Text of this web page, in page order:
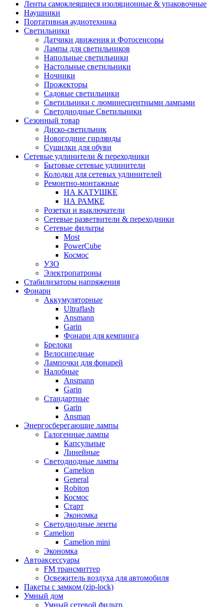
Ленты самоклеящиеся изоляционные & упаковочные
Наушники
Портативная аудиотехника
Светильники
Датчики движения и Фотосенсоры
Лампы для светильников
Напольные светильники
Настольные светильники
Ночники
Прожекторы
Садовые светильники
Светильники с люминесцентными лампами
Светодиодные Светильники
Сезонный товар
Диско-светильник
Новогодние гирлянды
Сушилки для обуви
Сетевые удлинители & переходники
Бытовые сетевые удлинители
Колодки для сетевых удлинителей
Ремонтно-монтажные
НА КАТУШКЕ
НА РАМКЕ
Розетки и выключатели
Сетевые разветвители & переходники
Сетевые фильтры
Most
PowerCube
Космос
УЗО
Электропатроны
Стабилизаторы напряжения
Фонари
Аккумуляторные
Ultraflash
Ansmann
Garin
Фонари для кемпинга
Брелоки
Велосипедные
Лампочки для фонарей
Налобные
Ansmann
Garin
Стандартные
Garin
Ansman
Энергосберегающие лампы
Галогенные лампы
Капсульные
Линейные
Светодиодные лампы
Camelion
General
Robiton
Космос
Старт
Экономка
Светодиодные ленты
Camelion
Camelion mini
Экономка
Автоаксессуары
FM трансмиттер
Освежитель воздуха для автомобиля
Пакеты с замком (zip-lock)
Умный дом
Умный сетевой фильтр